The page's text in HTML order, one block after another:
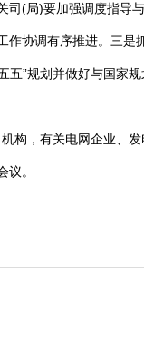
(局)要加强调度指导
协调有序推进。三是
”规划并做好与国家
构，有关电网企业、
。